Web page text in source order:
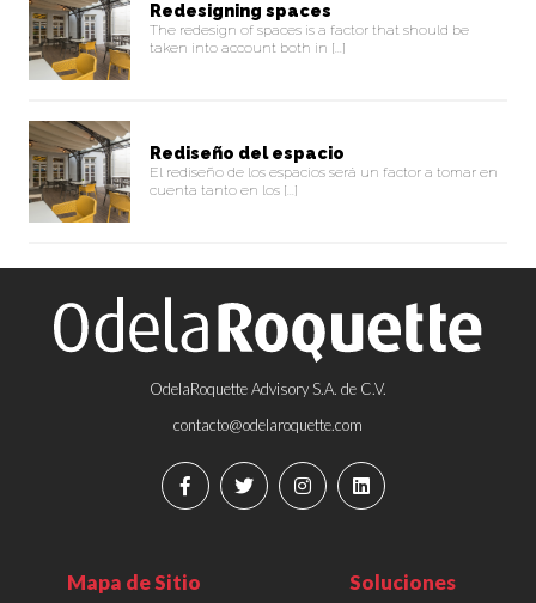
Redesigning spaces
The redesign of spaces is a factor that should be
taken into account both in [...]
Rediseño del espacio
El rediseño de los espacios será un factor a tomar en
cuenta tanto en los [...]
OdelaRoquette Advisory S.A. de C.V.
contacto@odelaroquette.com
Mapa de Sitio Soluciones